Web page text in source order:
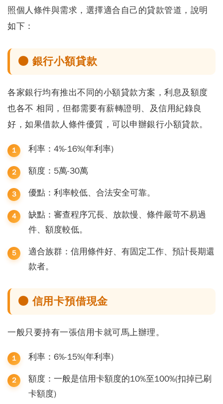
照個人條件與需求，選擇適合自己的貸款管道，說明
如下：
● 銀行小額貸款
各家銀行均有推出不同的小額貸款方案，利息及額度
也各不 相同，但都需要有薪轉證明、及信用紀錄良
好，如果借款人條件優質，可以申辦銀行小額貸款。
利率：4%-16%(年利率)
額度：5萬-30萬
優點：利率較低、合法安全可靠。
缺點：審查程序冗長、放款慢、條件嚴苛不易過
件、額度較低。
適合族群：信用條件好、有固定工作、預計長期還
款者。
● 信用卡預借現金
一般只要持有一張信用卡就可馬上辦理。
利率：6%-15%(年利率)
額度：一般是信用卡額度的10%至100%(扣掉已刷
卡額度)